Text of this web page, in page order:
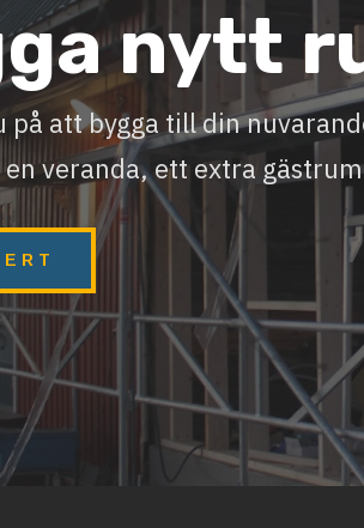
nytt
på att bygga till din
veranda, ett extra